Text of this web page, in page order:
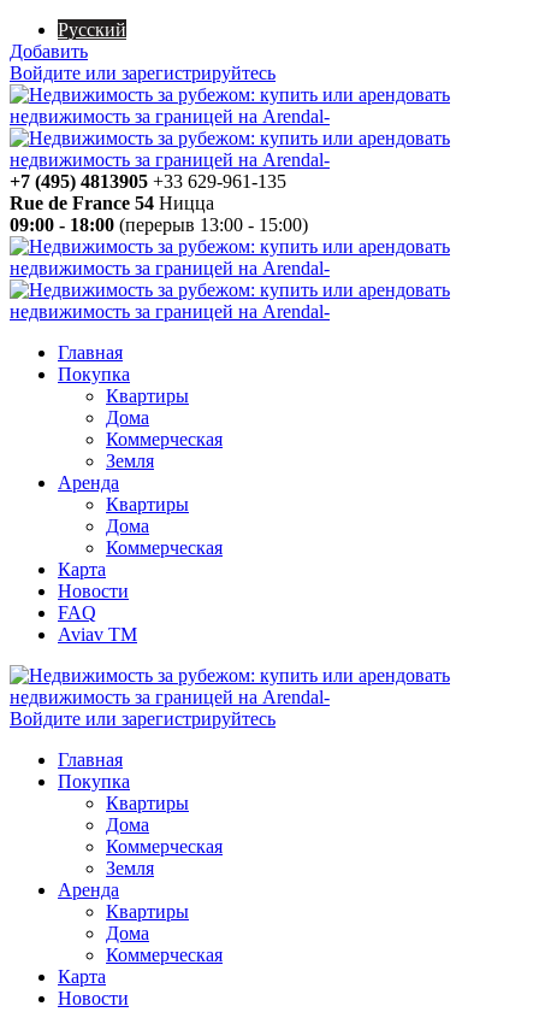
Русский
Добавить
Войдите или зарегистрируйтесь
+7 (495) 4813905 +33 629-961-135
Rue de France 54 Ницца
09:00 - 18:00 (перерыв 13:00 - 15:00)
Главная
Покупка
Квартиры
Дома
Коммерческая
Земля
Аренда
Квартиры
Дома
Коммерческая
Карта
Новости
FAQ
Aviav TM
Войдите или зарегистрируйтесь
Главная
Покупка
Квартиры
Дома
Коммерческая
Земля
Аренда
Квартиры
Дома
Коммерческая
Карта
Новости